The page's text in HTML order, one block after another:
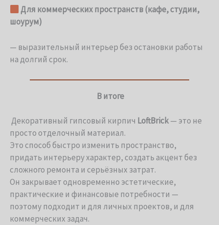
Для коммерческих пространств (кафе, студии,
шоурум)
— выразительный интерьер без остановки работы
на долгий срок.
В итоге
Декоративный гипсовый кирпич LoftBrick— это не
просто отделочный материал.
Это способ быстро изменить пространство,
придать интерьеру характер, создать акцент без
сложного ремонта и серьёзных затрат.
Он закрывает одновременно эстетические,
практические и финансовые потребности —
поэтому подходит и для личных проектов, и для
коммерческих задач.